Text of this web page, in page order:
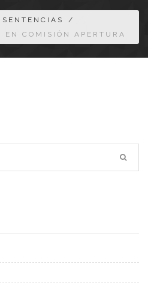
SENTENCIAS
/
EN COMISIÓN APERTURA